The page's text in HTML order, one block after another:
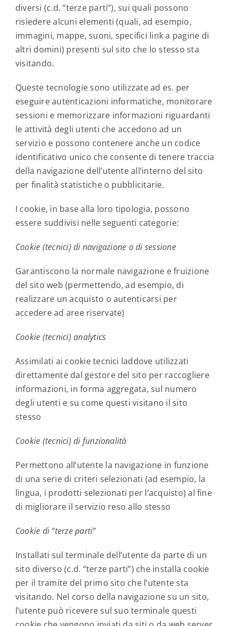
diversi (c.d. “terze parti”), sui quali possono
risiedere alcuni elementi (quali, ad esempio,
immagini, mappe, suoni, specifici link a pagine di
altri domini) presenti sul sito che lo stesso sta
visitando.
Queste tecnologie sono utilizzate ad es. per
eseguire autenticazioni informatiche, monitorare
sessioni e memorizzare informazioni riguardanti
le attività degli utenti che accedono ad un
servizio e possono contenere anche un codice
identificativo unico che consente di tenere traccia
della navigazione dell’utente all’interno del sito
per finalità statistiche o pubblicitarie.
I cookie, in base alla loro tipologia, possono
essere suddivisi nelle seguenti categorie:
Cookie (tecnici) di navigazione o di sessione
Garantiscono la normale navigazione e fruizione
del sito web (permettendo, ad esempio, di
realizzare un acquisto o autenticarsi per
accedere ad aree riservate)
Cookie (tecnici) analytics
Assimilati ai cookie tecnici laddove utilizzati
direttamente dal gestore del sito per raccogliere
informazioni, in forma aggregata, sul numero
degli utenti e su come questi visitano il sito
stesso
Cookie (tecnici) di funzionalità
Permettono all’utente la navigazione in funzione
di una serie di criteri selezionati (ad esempio, la
lingua, i prodotti selezionati per l’acquisto) al fine
di migliorare il servizio reso allo stesso
Cookie di “terze parti”
Installati sul terminale dell’utente da parte di un
sito diverso (c.d. “terze parti”) che installa cookie
per il tramite del primo sito che l’utente sta
visitando. Nel corso della navigazione su un sito,
l’utente può ricevere sul suo terminale questi